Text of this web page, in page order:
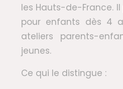
les Hauts-de-France.
pour enfants dès 4
ateliers parents-
jeunes.
Ce qui le distingue :